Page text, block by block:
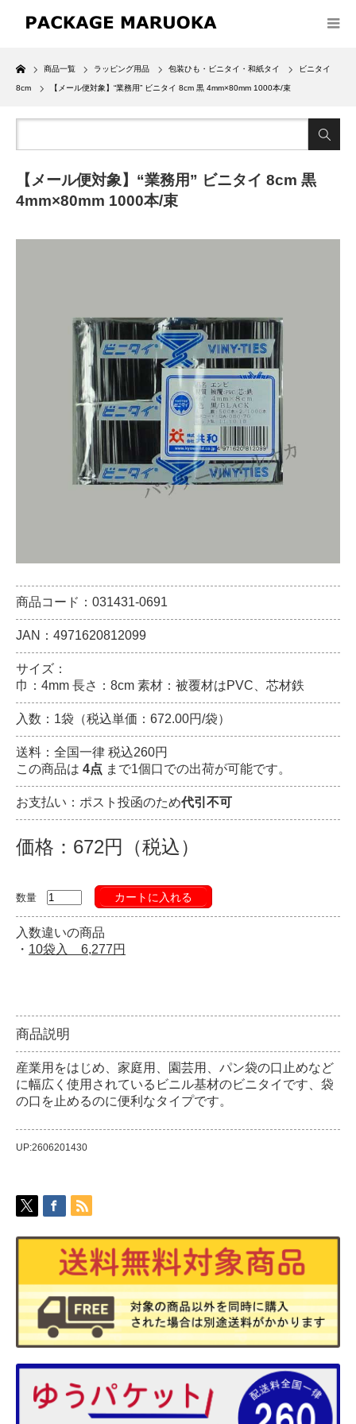
Home
商品一覧 ラッピング用品 包装ひも・ビニタイ・和紙タイ ビニタイ
8cm 【メール便対象】“業務用” ビニタイ 8cm 黒 4mm×80mm 1000本/束
【メール便対象】“業務用” ビニタイ 8cm 黒
4mm×80mm 1000本/束
商品コード：031431-0691
JAN：4971620812099
サイズ：
巾：4mm 長さ：8cm 素材：被覆材はPVC、芯材鉄
入数：1袋（税込単価：672.00円/袋）
送料：全国一律 税込260円
この商品は 4点 まで1個口での出荷が可能です。
お支払い：ポスト投函のため代引不可
価格：672円（税込）
数量 カートに入れる
入数違いの商品
・ 10袋入 6,277円
商品説明
産業用をはじめ、家庭用、園芸用、パン袋の口止めなど
に幅広く使用されているビニル基材のビニタイです、袋
の口を止めるのに便利なタイプです。
UP:2606201430